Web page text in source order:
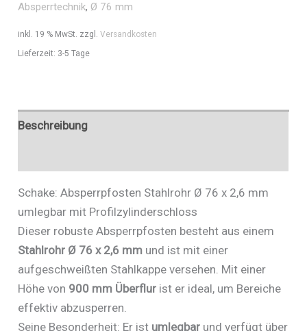
mm
umlegbar
mit
476UZB
Absperrtechnik, Ø 76 mm
inkl. 19 % MwSt. zzgl.Versandkosten
Lieferzeit: 3-5 Tage
Beschreibung
Schake: Absperrpfosten Stahlrohr Ø 76 x 2,6 mm
umlegbar mit Profilzylinderschloss
Dieser robuste Absperrpfosten besteht aus einem
Stahlrohr Ø 76 x 2,6 mm und ist mit einer
aufgeschweißten Stahlkappe versehen. Mit einer
Höhe von 900 mm Überflur ist er ideal, um Bereiche
effektiv abzusperren.
Seine Besonderheit: Er ist umlegbar und verfügt über